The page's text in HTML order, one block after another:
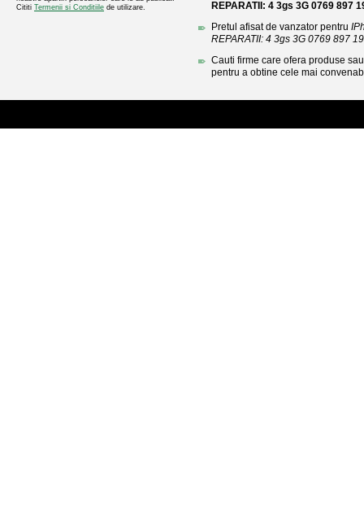
Cititi Termenii si Conditiile de utilizare.
REPARATII: 4 3gs 3G 0769 897
Pretul afisat de vanzator pentru
REPARATII: 4 3gs 3G 0769 897
Cauti firme care ofera produse
pentru a obtine cele mai